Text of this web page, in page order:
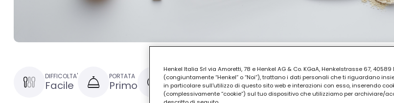
DIFFICOLTA'
Facile
PORTATA
Primo
TEMPO DI PREPARAZIONE
30 minuti
Henkel Italia Srl via Amoretti, 78 e Henkel AG & Co. KGaA, Henkelstrasse 67,
(congiuntamente “Henkel” o “Noi”), trattano i dati personali che ti riguardano
in particolare sull'utilizzo di questo sito web e interazioni con esso, inserendo
(complessivamente “cookie”) sul tuo dispositivo che utilizziamo per archiviare/